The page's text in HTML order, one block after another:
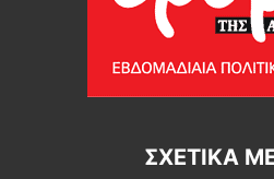
ΣΧΕΤΙΚΆ